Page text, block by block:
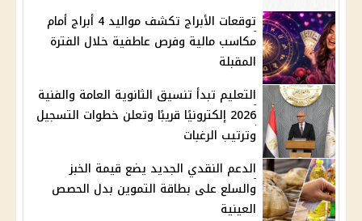
توقعات الأبراج تكشف مواليد 4 أبراج أمام
مكاسب مالية وفرص عاطفية خلال الفترة
المقبلة
التعليم تبدأ تنسيق الثانوية العامة والفنية
2026 إلكترونيًا قريبًا وتعلن خطوات التسجيل
وترتيب الرغبات
الدعم النقدي الجديد يضع قيمة الخبز
والسلع على بطاقة التموين بدل الحصص
العينية